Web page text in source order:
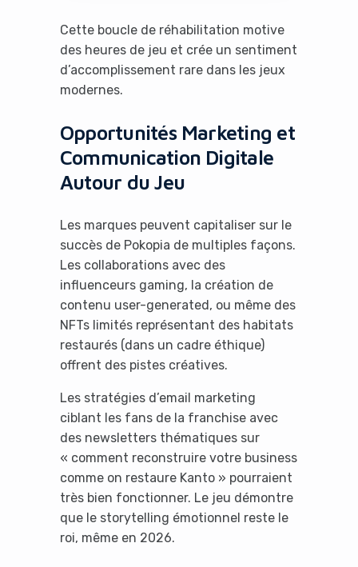
Cette boucle de réhabilitation motive
des heures de jeu et crée un sentiment
d’accomplissement rare dans les jeux
modernes.
Opportunités Marketing et
Communication Digitale
Autour du Jeu
Les marques peuvent capitaliser sur le
succès de Pokopia de multiples façons.
Les collaborations avec des
influenceurs gaming, la création de
contenu user-generated, ou même des
NFTs limités représentant des habitats
restaurés (dans un cadre éthique)
offrent des pistes créatives.
Les stratégies d’email marketing
ciblant les fans de la franchise avec
des newsletters thématiques sur
« comment reconstruire votre business
comme on restaure Kanto » pourraient
très bien fonctionner. Le jeu démontre
que le storytelling émotionnel reste le
roi, même en 2026.